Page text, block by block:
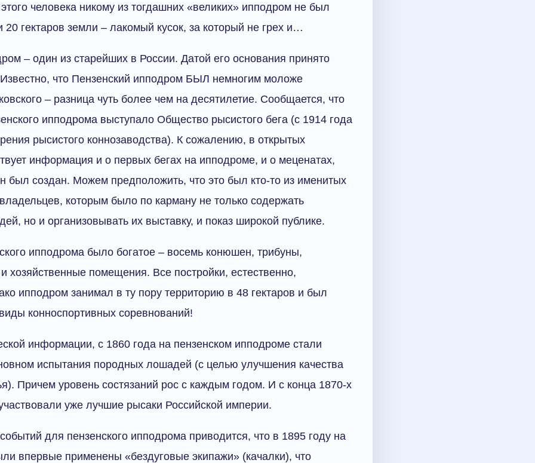
человека никому из тогдашних «великих» ипподром не был
20 гектаров земли – лакомый кусок, за который не грех и…
– один из старейших в России. Датой его основания принято
Известно, что Пензенский ипподром БЫЛ немногим моложе
– разница чуть более чем на десятилетие. Сообщается, что
ипподрома выступало Общество рысистого бега (с 1914 года
рысистого коннозаводства). К сожалению, в открытых
информация и о первых бегах на ипподроме, и о меценатах,
был создан. Можем предположить, что это был кто-то из именитых
которым было по карману не только содержать
но и организовывать их выставку, и показ широкой публике.
ипподрома было богатое – восемь конюшен, трибуны,
хозяйственные помещения. Все постройки, естественно,
ипподром занимал в ту пору территорию в 48 гектаров и был
конноспортивных соревнований!
информации, с 1860 года на пензенском ипподроме стали
испытания породных лошадей (с целью улучшения качества
Причем уровень состязаний рос с каждым годом. И с конца 1870-х
уже лучшие рысаки Российской империи.
для пензенского ипподрома приводится, что в 1895 году на
впервые применены «бездуговые экипажи» (качалки), что